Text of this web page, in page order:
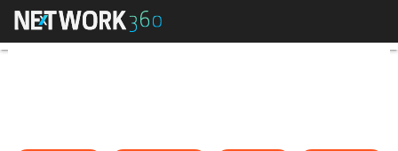
L’alleanza tra AI e cyber security